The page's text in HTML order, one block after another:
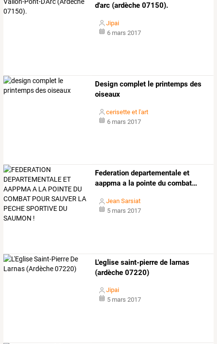
d'arc (ardèche 07150).
Jipai
6 mars 2017
Design complet le printemps des
oiseaux
cerisette et l'art
6 mars 2017
Federation departementale et
aappma a la pointe du combat…
Jean Sarsiat
5 mars 2017
L'eglise saint-pierre de larnas
(ardèche 07220)
Jipai
5 mars 2017